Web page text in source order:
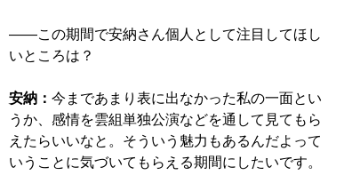
――この期間で安納さん個人として注目してほし
いところは？
安納： 今まであまり表に出なかった私の一面とい
うか、感情を雲組単独公演などを通して見てもら
えたらいいなと。そういう魅力もあるんだよって
いうことに気づいてもらえる期間にしたいです。